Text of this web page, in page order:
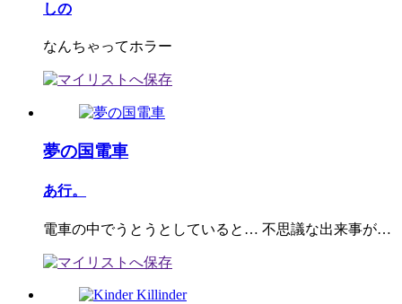
しの
なんちゃってホラー
夢の国電車
あ行。
電車の中でうとうとしていると… 不思議な出来事が…